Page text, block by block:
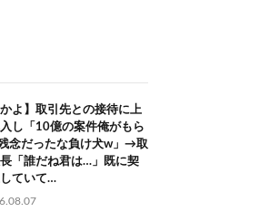
かよ】取引先との接待に上
し「10億の案件俺がもら
念だったな負け犬w」→取
「誰だね君は…」既に契
ていて…